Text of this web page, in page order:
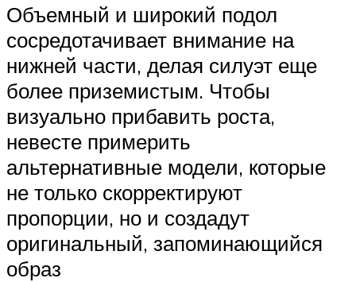
Объемный и широкий подол
сосредотачивает внимание на
нижней части, делая силуэт еще
более приземистым. Чтобы
визуально прибавить роста,
невесте примерить
альтернативные модели, которые
не только скорректируют
пропорции, но и создадут
оригинальный, запоминающийся
образ